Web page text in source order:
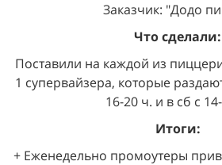
Заказчик: "Додо
Что сделали:
Поставили на каждой из
1 супервайзера, которые
16-20 ч. и в сб с
Итоги:
+ Еженедельно промоутеры